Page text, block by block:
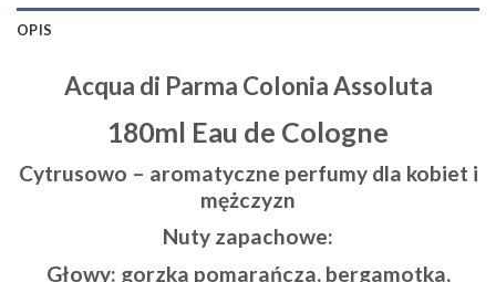
OPIS
Acqua di Parma Colonia Assoluta
180ml Eau de Cologne
Cytrusowo – aromatyczne perfumy dla kobiet i
mężczyzn
Nuty zapachowe:
Głowy: gorzka pomarańcza, bergamotka,